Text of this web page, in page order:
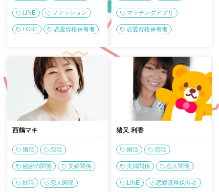
LINE ファッション
LGBT 恋愛資格保有者
マッチングアプリ
恋愛資格保有者
西鶴マキ
婚活 恋活
秘密の関係 夫婦関係
妊活 恋人関係
猪又 利香
婚活 恋活
夫婦関係 恋人関係
LINE 恋愛資格保有者